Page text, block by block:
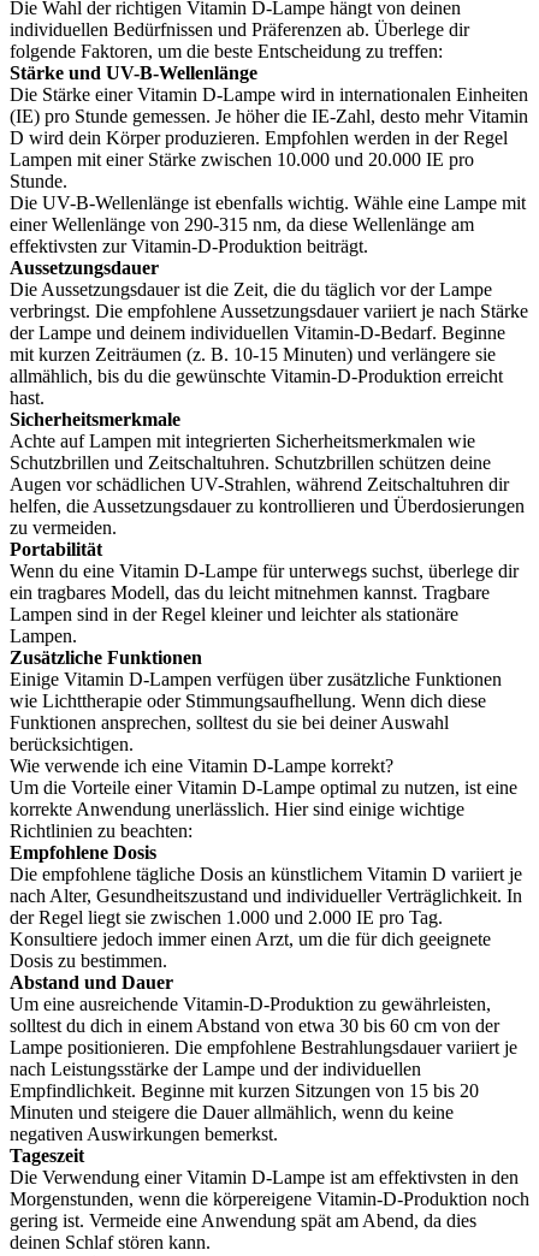
Die Wahl der richtigen Vitamin D-Lampe hängt von deinen
individuellen Bedürfnissen und Präferenzen ab. Überlege dir
folgende Faktoren, um die beste Entscheidung zu treffen:
Stärke und UV-B-Wellenlänge
Die Stärke einer Vitamin D-Lampe wird in internationalen Einheiten
(IE) pro Stunde gemessen. Je höher die IE-Zahl, desto mehr Vitamin
D wird dein Körper produzieren. Empfohlen werden in der Regel
Lampen mit einer Stärke zwischen 10.000 und 20.000 IE pro
Stunde.
Die UV-B-Wellenlänge ist ebenfalls wichtig. Wähle eine Lampe mit
einer Wellenlänge von 290-315 nm, da diese Wellenlänge am
effektivsten zur Vitamin-D-Produktion beiträgt.
Aussetzungsdauer
Die Aussetzungsdauer ist die Zeit, die du täglich vor der Lampe
verbringst. Die empfohlene Aussetzungsdauer variiert je nach Stärke
der Lampe und deinem individuellen Vitamin-D-Bedarf. Beginne
mit kurzen Zeiträumen (z. B. 10-15 Minuten) und verlängere sie
allmählich, bis du die gewünschte Vitamin-D-Produktion erreicht
hast.
Sicherheitsmerkmale
Achte auf Lampen mit integrierten Sicherheitsmerkmalen wie
Schutzbrillen und Zeitschaltuhren. Schutzbrillen schützen deine
Augen vor schädlichen UV-Strahlen, während Zeitschaltuhren dir
helfen, die Aussetzungsdauer zu kontrollieren und Überdosierungen
zu vermeiden.
Portabilität
Wenn du eine Vitamin D-Lampe für unterwegs suchst, überlege dir
ein tragbares Modell, das du leicht mitnehmen kannst. Tragbare
Lampen sind in der Regel kleiner und leichter als stationäre
Lampen.
Zusätzliche Funktionen
Einige Vitamin D-Lampen verfügen über zusätzliche Funktionen
wie Lichttherapie oder Stimmungsaufhellung. Wenn dich diese
Funktionen ansprechen, solltest du sie bei deiner Auswahl
berücksichtigen.
Wie verwende ich eine Vitamin D-Lampe korrekt?
Um die Vorteile einer Vitamin D-Lampe optimal zu nutzen, ist eine
korrekte Anwendung unerlässlich. Hier sind einige wichtige
Richtlinien zu beachten:
Empfohlene Dosis
Die empfohlene tägliche Dosis an künstlichem Vitamin D variiert je
nach Alter, Gesundheitszustand und individueller Verträglichkeit. In
der Regel liegt sie zwischen 1.000 und 2.000 IE pro Tag.
Konsultiere jedoch immer einen Arzt, um die für dich geeignete
Dosis zu bestimmen.
Abstand und Dauer
Um eine ausreichende Vitamin-D-Produktion zu gewährleisten,
solltest du dich in einem Abstand von etwa 30 bis 60 cm von der
Lampe positionieren. Die empfohlene Bestrahlungsdauer variiert je
nach Leistungsstärke der Lampe und der individuellen
Empfindlichkeit. Beginne mit kurzen Sitzungen von 15 bis 20
Minuten und steigere die Dauer allmählich, wenn du keine
negativen Auswirkungen bemerkst.
Tageszeit
Die Verwendung einer Vitamin D-Lampe ist am effektivsten in den
Morgenstunden, wenn die körpereigene Vitamin-D-Produktion noch
gering ist. Vermeide eine Anwendung spät am Abend, da dies
deinen Schlaf stören kann.